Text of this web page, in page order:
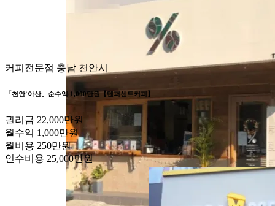
커피전문점 충남 천안시
「천안˙아산」순수익 1,000만원【텐퍼센트커피】
권리금 22,000만원
월수익 1,000만원
월비용 250만원
인수비용 25,000만원